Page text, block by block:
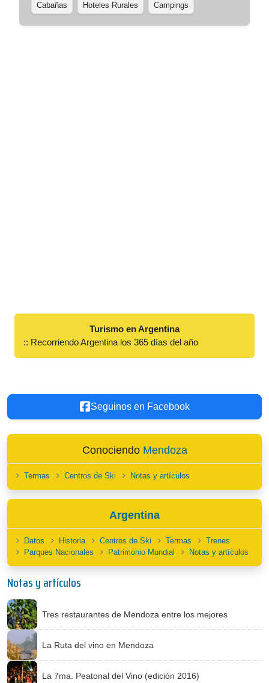
Cabañas Hoteles Rurales Campings
Turismo en Argentina
:: Recorriendo Argentina los 365 días del año
Seguinos en Facebook
Conociendo Mendoza
Termas Centros de Ski Notas y artículos
Argentina
Datos Historia Centros de Ski Termas
Trenes
Parques Nacionales
Patrimonio Mundial Notas y artículos
Notas y artículos
Tres restaurantes de Mendoza entre los mejores
La Ruta del vino en Mendoza
La 7ma. Peatonal del Vino (edición 2016)